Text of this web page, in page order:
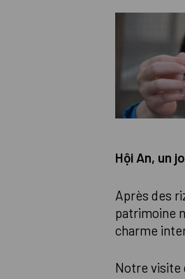
Hội An, un
Après des
patrimoine
charme
Notre visite